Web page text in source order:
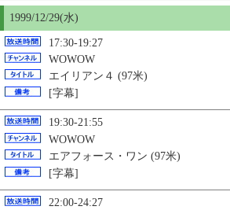
1999/12/29(水)
17:30-19:27
WOWOW
エイリアン４ (97米)
[字幕]
19:30-21:55
WOWOW
エアフォース・ワン (97米)
[字幕]
22:00-24:27